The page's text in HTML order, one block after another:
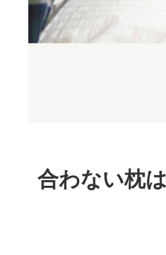
合わない枕